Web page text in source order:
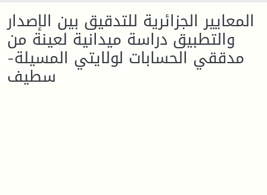
المعايير الجزائرية للتدقيق بين الإصدار
والتطبيق دراسة ميدانية لعينة من
مدققي الحسابات لولايتي المسيلة-
سطيف